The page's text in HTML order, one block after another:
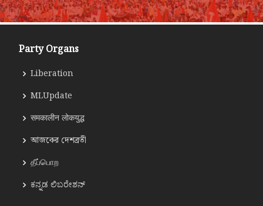
Party Organs
Liberation
MLUpdate
समकालीन लोकयुद्ध
আজকের দেশব্রতী
தீப்பொற
ಕನ್ನಡ ಲಿಬರೇಶನ್